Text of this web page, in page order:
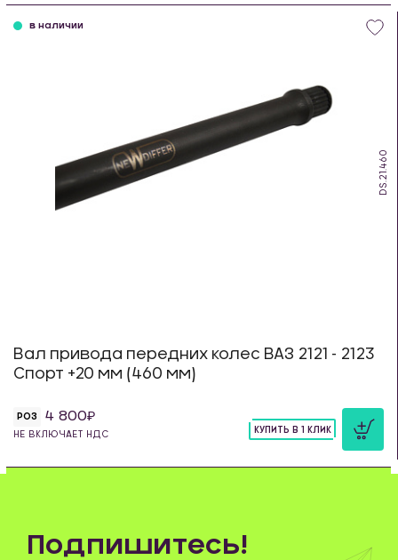
DS.21.460
в наличии
Вал привода передних колес ВАЗ 2121 - 2123
Спорт +20 мм (460 мм)
РОЗ 4 800
НЕ ВКЛЮЧАЕТ НДС
КУПИТЬ В 1 КЛИК
Подпишитесь!